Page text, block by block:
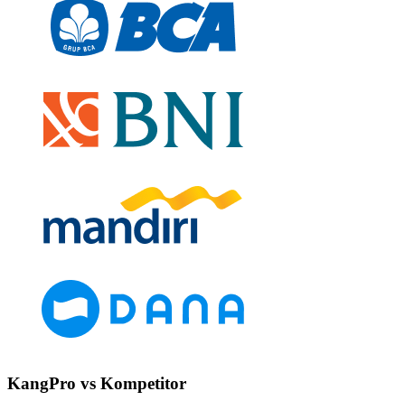
KangPro vs Kompetitor